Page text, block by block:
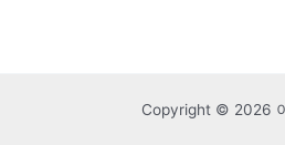
Copyright © 2026